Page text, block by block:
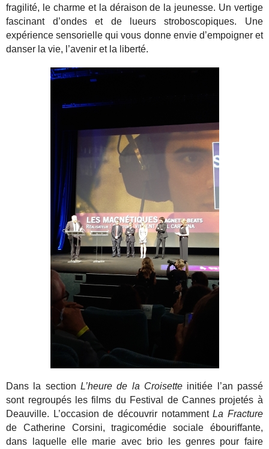
fragilité, le charme et la déraison de la jeunesse. Un vertige
fascinant d’ondes et de lueurs stroboscopiques. Une
expérience sensorielle qui vous donne envie d’empoigner et
danser la vie, l’avenir et la liberté.
Dans la sectionL’heure de la Croisetteinitiée l’an passé
sont regroupés les films du Festival de Cannes projetés à
Deauville. L’occasion de découvrir notammentLa Fracture
de Catherine Corsini, tragicomédie sociale ébouriffante,
dans laquelle elle marie avec brio les genres pour faire